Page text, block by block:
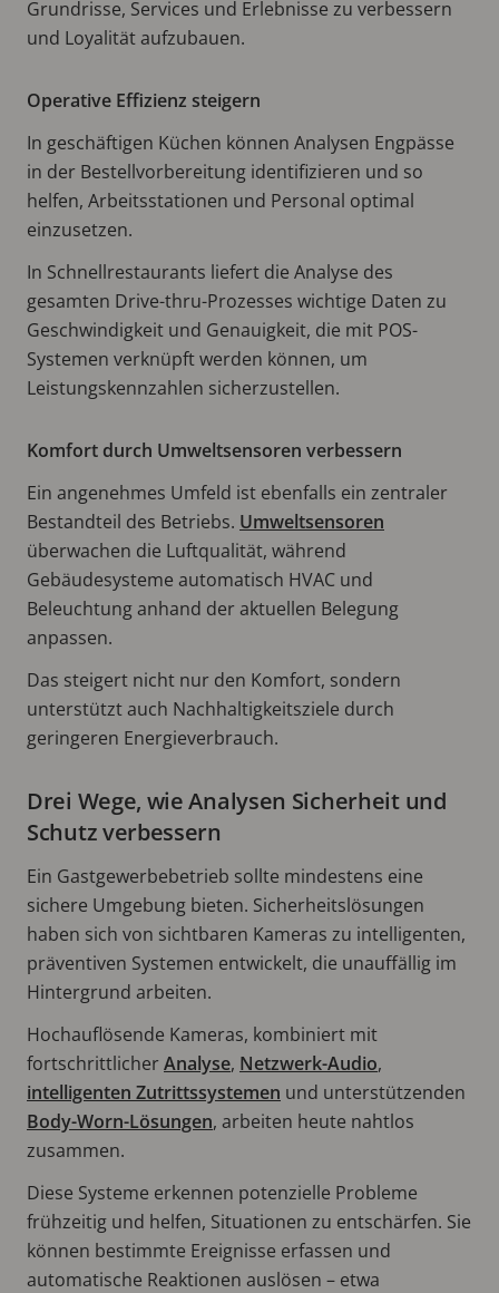
Grundrisse, Services und Erlebnisse zu verbessern
und Loyalität aufzubauen.
Operative Effizienz steigern
In geschäftigen Küchen können Analysen Engpässe
in der Bestellvorbereitung identifizieren und so
helfen, Arbeitsstationen und Personal optimal
einzusetzen.
In Schnellrestaurants liefert die Analyse des
gesamten Drive-thru-Prozesses wichtige Daten zu
Geschwindigkeit und Genauigkeit, die mit POS-
Systemen verknüpft werden können, um
Leistungskennzahlen sicherzustellen.
Komfort durch Umweltsensoren verbessern
Ein angenehmes Umfeld ist ebenfalls ein zentraler
Bestandteil des Betriebs. Umweltsensoren
überwachen die Luftqualität, während
Gebäudesysteme automatisch HVAC und
Beleuchtung anhand der aktuellen Belegung
anpassen.
Das steigert nicht nur den Komfort, sondern
unterstützt auch Nachhaltigkeitsziele durch
geringeren Energieverbrauch.
Drei Wege, wie Analysen Sicherheit und
Schutz verbessern
Ein Gastgewerbebetrieb sollte mindestens eine
sichere Umgebung bieten. Sicherheitslösungen
haben sich von sichtbaren Kameras zu intelligenten,
präventiven Systemen entwickelt, die unauffällig im
Hintergrund arbeiten.
Hochauflösende Kameras, kombiniert mit
fortschrittlicherAnalyse, Netzwerk-Audio,
intelligenten Zutrittssystemen und unterstützenden
Body-Worn-Lösungen, arbeiten heute nahtlos
zusammen.
Diese Systeme erkennen potenzielle Probleme
frühzeitig und helfen, Situationen zu entschärfen. Sie
können bestimmte Ereignisse erfassen und
automatische Reaktionen auslösen – etwa